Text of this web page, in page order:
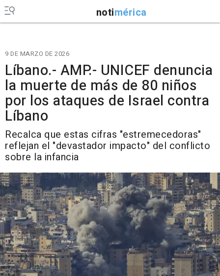
notimérica
9 DE MARZO DE 2026
Líbano.- AMP.- UNICEF denuncia
la muerte de más de 80 niños
por los ataques de Israel contra
Líbano
Recalca que estas cifras "estremecedoras"
reflejan el "devastador impacto" del conflicto
sobre la infancia